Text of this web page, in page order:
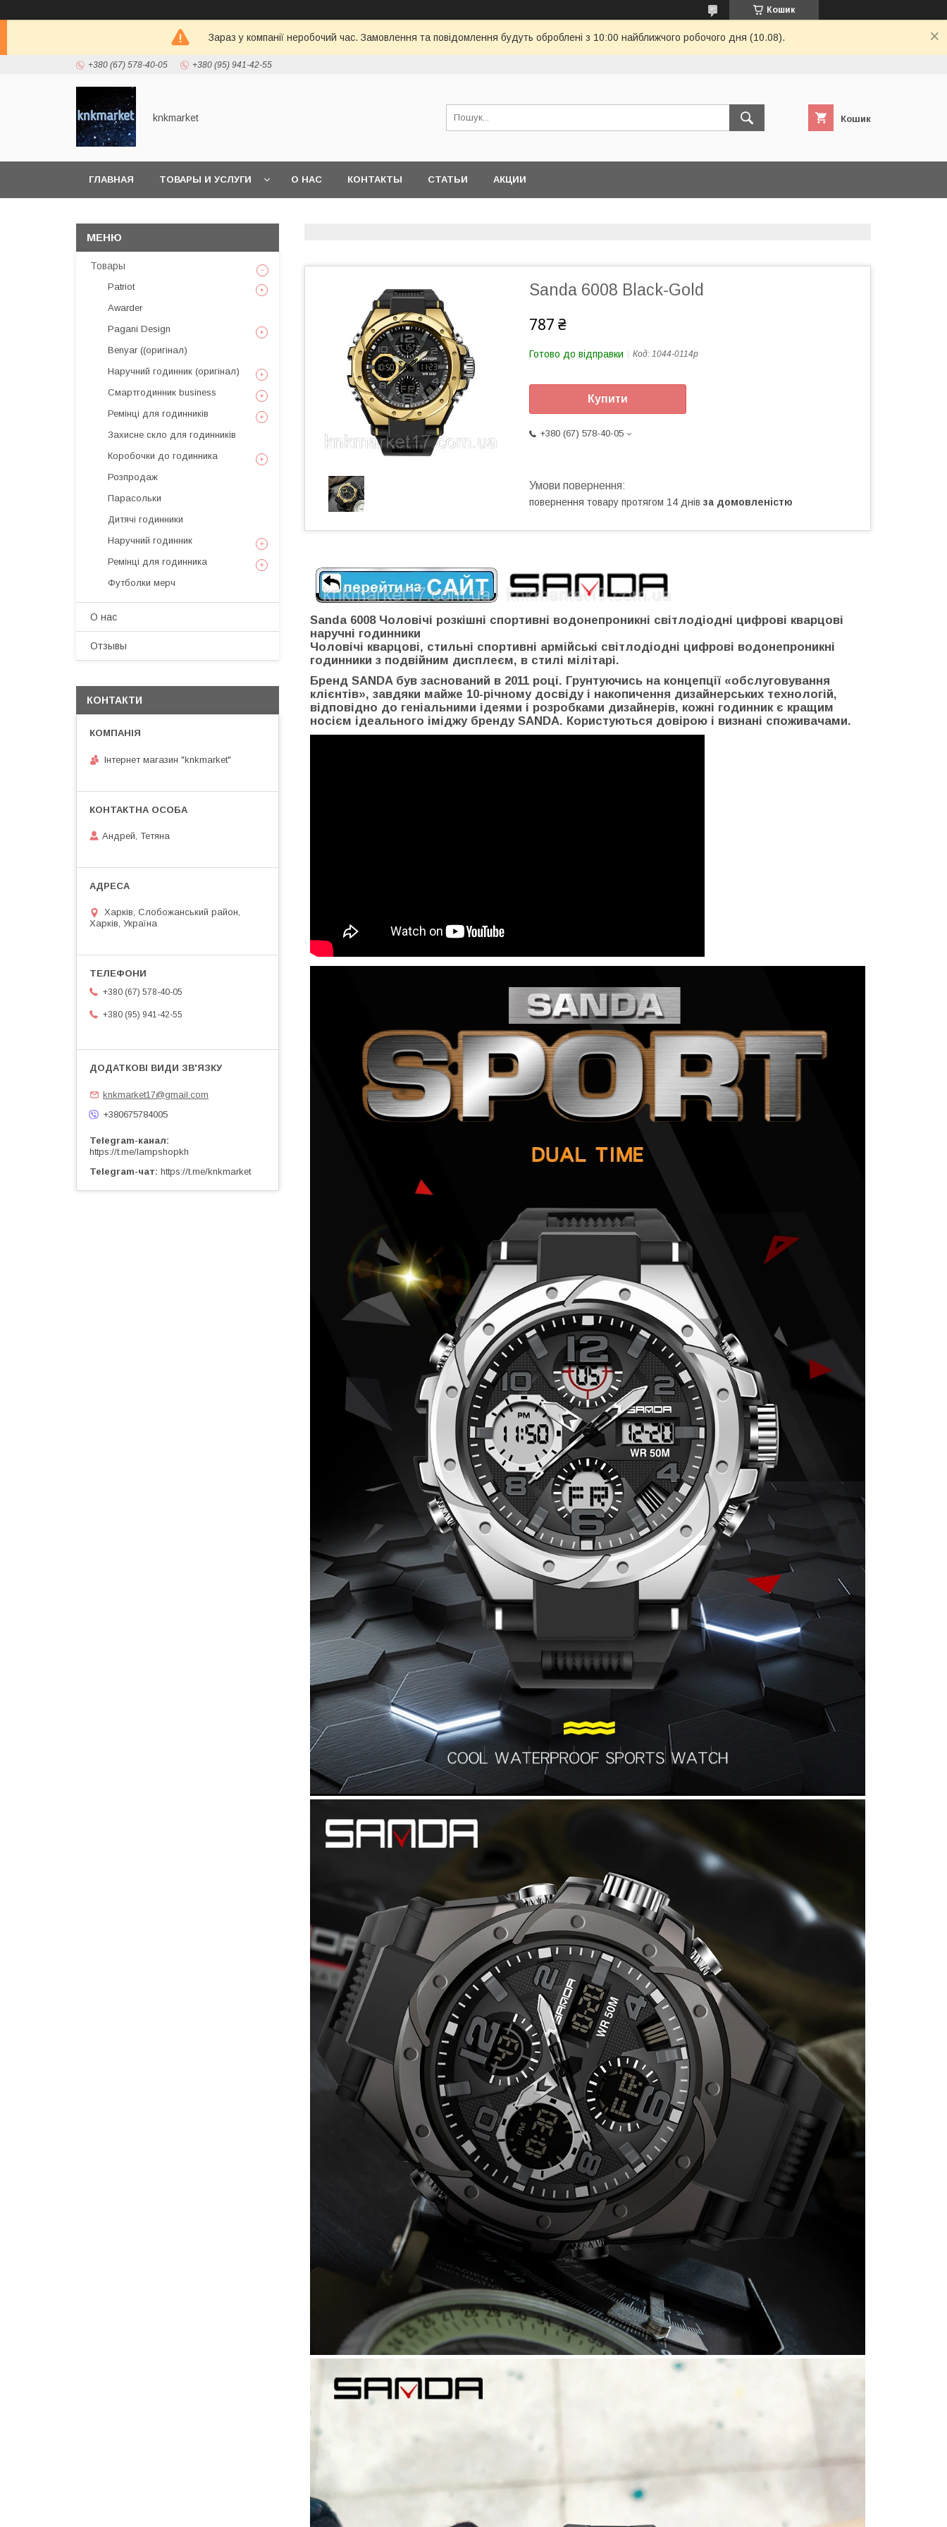
Кошик
Зараз у компанії неробочий час. Замовлення та повідомлення будуть оброблені з 10:00 найближчого робочого дня (10.08).
+380 (67) 578-40-05 +380 (95) 941-42-55
knkmarket Кошик
ГЛАВНАЯ ТОВАРЫ И УСЛУГИ О НАС КОНТАКТЫ СТАТЬИ АКЦИИ
Sanda 6008 Black-Gold
787 ₴
Готово до відправки Код: 1044-0114р
Купити
+380 (67) 578-40-05
повернення товару протягом 14 днів за домовленістю
Sanda 6008 Чоловічі розкішні спортивні водонепроникні світлодіодні цифрові кварцові
наручні годинники
Чоловічі кварцові, стильні спортивні армійські світлодіодні цифрові водонепроникні
годинники з подвійним дисплеєм, в стилі мілітарі.
Бренд SANDA був заснований в 2011 році. Грунтуючись на концепції «обслуговування
клієнтів», завдяки майже 10-річному досвіду і накопичення дизайнерських технологій,
відповідно до геніальними ідеями і розробками дизайнерів, кожні годинник є кращим
носієм ідеального іміджу бренду SANDA. Користуються довірою і визнані споживачами.
Товары
Patriot
Awarder
Pagani Design
Benyar ((оригінал)
Наручний годинник (оригінал)
Смартгодинник business
Ремінці для годинників
Захисне скло для годинників
Коробочки до годинника
Розпродаж
Парасольки
Дитячі годинники
Наручний годинник
Ремінці для годинника
Футболки мерч
О нас
Отзывы
КОНТАКТИ
Інтернет магазин "knkmarket"
Андрей, Тетяна
Харків, Слобожанський район,
Харків, Україна
+380 (67) 578-40-05
+380 (95) 941-42-55
knkmarket17@gmail.com
+380675784005
Telegram-канал
https://t.me/lampshopkh
Telegram-чат https://t.me/knkmarket